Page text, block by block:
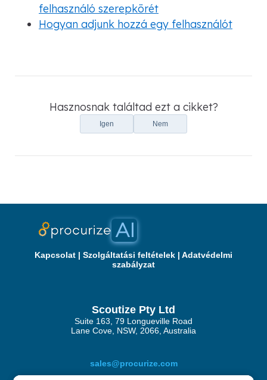
felhasználó szerepkörét
Hogyan adjunk hozzá egy felhasználót
Hasznosnak találtad ezt a cikket?
Igen Nem
Kapcsolat | Szolgáltatási feltételek | Adatvédelmi
szabályzat
Scoutize Pty Ltd
Suite 163, 79 Longueville Road
Lane Cove, NSW, 2066, Australia
sales@procurize.com